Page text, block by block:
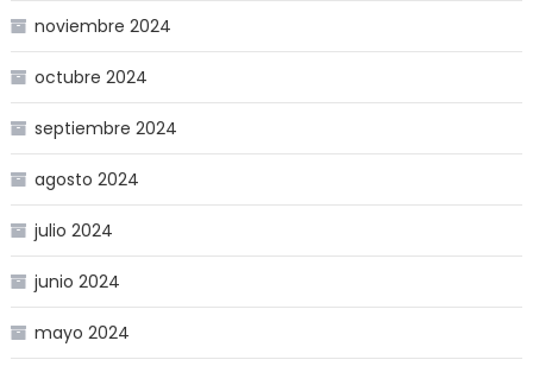
noviembre 2024
octubre 2024
septiembre 2024
agosto 2024
julio 2024
junio 2024
mayo 2024